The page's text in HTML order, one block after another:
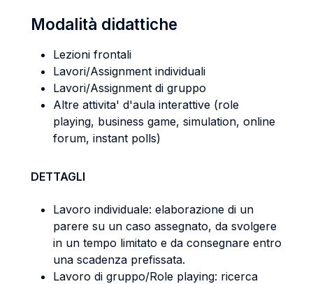
Modalità didattiche
Lezioni frontali
Lavori/Assignment individuali
Lavori/Assignment di gruppo
Altre attivita' d'aula interattive (role
playing, business game, simulation, online
forum, instant polls)
DETTAGLI
Lavoro individuale: elaborazione di un
parere su un caso assegnato, da svolgere
in un tempo limitato e da consegnare entro
una scadenza prefissata.
Lavoro di gruppo/Role playing: ricerca